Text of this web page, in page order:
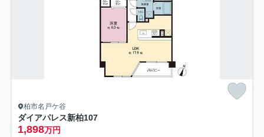
柏市名戸ケ谷
ダイアパレス新柏107
1,898万円